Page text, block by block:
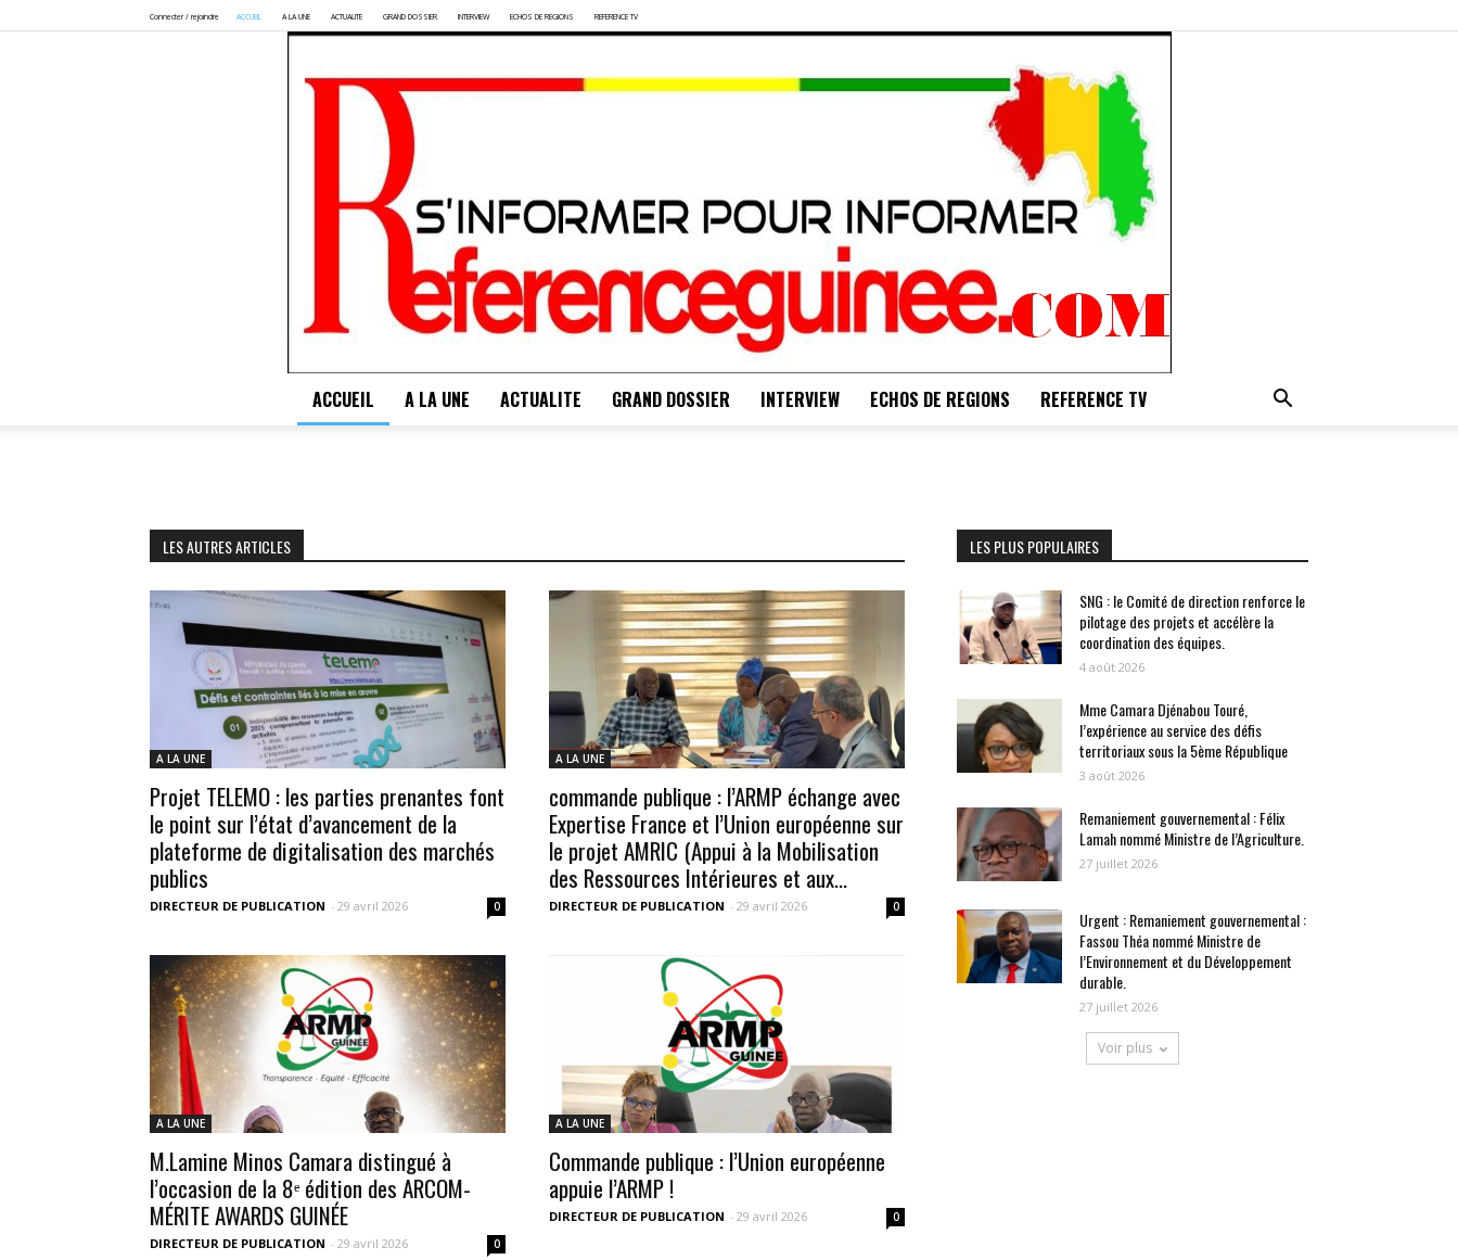
Connecter / rejoindre ACCUEIL A LA UNE ACTUALITE GRAND DOSSIER INTERVIEW ECHOS DE REGIONS REFERENCE TV
INFORMER
ACCUEIL A LA UNE ACTUALITE GRAND DOSSIER INTERVIEW ECHOS DE REGIONS REFERENCE TV
LES AUTRES ARTICLES
A LA UNE
Projet TELEMO : les parties prenantes font
le point sur l’état d’avancement de la
plateforme de digitalisation des marchés
publics
DIRECTEUR DE PUBLICATION - 29 avril 2026 0
A LA UNE
commande publique : l’ARMP échange avec
Expertise France et l’Union européenne sur
le projet AMRIC (Appui à la Mobilisation
des Ressources Intérieures et aux...
DIRECTEUR DE PUBLICATION - 29 avril 2026 0
A LA UNE
M.Lamine Minos Camara distingué à
l’occasion de la 8ᵉ édition des ARCOM-
MÉRITE AWARDS GUINÉE
DIRECTEUR DE PUBLICATION - 29 avril 2026 0
A LA UNE
Commande publique : l’Union européenne
appuie l’ARMP !
DIRECTEUR DE PUBLICATION - 29 avril 2026 0
LES PLUS POPULAIRES
SNG : le Comité de direction renforce le
pilotage des projets et accélère la
coordination des équipes.
4 août 2026
Mme Camara Djénabou Touré,
l’expérience au service des défis
territoriaux sous la 5ème République
3 août 2026
Remaniement gouvernemental : Félix
Lamah nommé Ministre de l’Agriculture.
27 juillet 2026
Urgent : Remaniement gouvernemental :
Fassou Théa nommé Ministre de
l’Environnement et du Développement
durable.
27 juillet 2026
Voir plus